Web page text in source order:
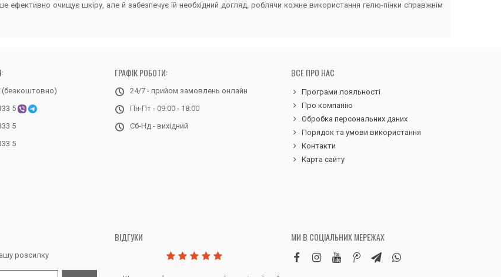
ефективно очищує шкіру, але й забезпечує їй необхідний догляд, роблячи кожне використання гелю-пінки справжнім
(безкоштовно)
5
5
5
ГРАФІК РОБОТИ:
24/7 - прийом замовлень онлайн
Пн-Пт - 09:00 - 18:00
Сб-Нд - вихідний
ВСЕ ПРО НАС
Програми лояльності
Про компанію
Обробка персональних даних
Порядок та умови використання
Контакти
Карта сайту
розсилку
ВІДГУКИ МИ В СОЦІАЛЬНИХ МЕРЕЖАХ